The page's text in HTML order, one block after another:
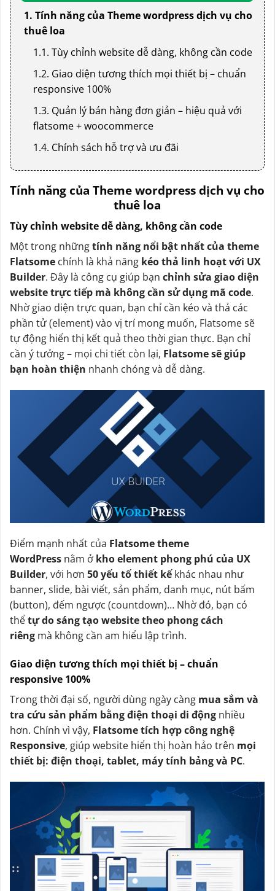
1. Tính năng của Theme wordpress dịch vụ cho
thuê loa
1.1. Tùy chỉnh website dễ dàng, không cần code
1.2. Giao diện tương thích mọi thiết bị – chuẩn
responsive 100%
1.3. Quản lý bán hàng đơn giản – hiệu quả với
flatsome + woocommerce
1.4. Chính sách hỗ trợ và ưu đãi
Tính năng của Theme wordpress dịch vụ cho
thuê loa
Tùy chỉnh website dễ dàng, không cần code
Một trong nhữngtính năng nổi bật nhất của theme
Flatsome chính là khả năng kéo thả linh hoạt với UX
Builder. Đây là công cụ giúp bạn chỉnh sửa giao diện
website trực tiếp mà không cần sử dụng mã code.
Nhờ giao diện trực quan, bạn chỉ cần kéo và thả các
phần tử (element) vào vị trí mong muốn, Flatsome sẽ
tự động hiển thị kết quả theo thời gian thực. Bạn chỉ
cần ý tưởng – mọi chi tiết còn lại, Flatsome sẽ giúp
bạn hoàn thiện nhanh chóng và dễ dàng.
Điểm mạnh nhất của Flatsome theme
WordPress nằm ở kho element phong phú của UX
Builder, với hơn 50 yếu tố thiết kếkhác nhau như
banner, slide, bài viết, sản phẩm, danh mục, nút bấm
(button), đếm ngược (countdown)… Nhờ đó, bạn có
thểtự do sáng tạo website theo phong cách
riêng mà không cần am hiểu lập trình.
Giao diện tương thích mọi thiết bị – chuẩn
responsive 100%
Trong thời đại số, người dùng ngày càng mua sắm và
tra cứu sản phẩm bằng điện thoại di động nhiều
hơn. Chính vì vậy, Flatsome tích hợp công nghệ
Responsive, giúp website hiển thị hoàn hảo trên mọi
thiết bị: điện thoại, tablet, máy tính bảng và PC.